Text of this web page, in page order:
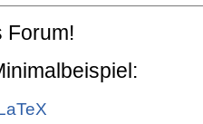
Forum!